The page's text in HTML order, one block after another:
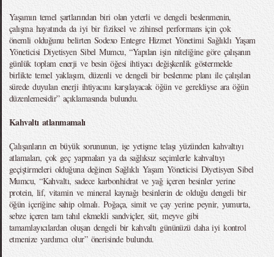
Yaşamın temel şartlarından biri olan yeterli ve dengeli beslenmenin,
çalışma hayatında da iyi bir fiziksel ve zihinsel performans için çok
önemli olduğunu belirten Sodexo Entegre Hizmet Yönetimi Sağlıklı Yaşam
Yöneticisi Diyetisyen Sibel Mumcu, “Yapılan işin niteliğine göre çalışanın
günlük toplam enerji ve besin öğesi ihtiyacı değişkenlik göstermekle
birlikte temel yaklaşım, düzenli ve dengeli bir beslenme planı ile çalışılan
sürede duyulan enerji ihtiyacını karşılayacak öğün ve gerekliyse ara öğün
düzenlemesidir” açıklamasında bulundu.
Kahvaltı atlanmamalı
Çalışanların en büyük sorununun, işe yetişme telaşı yüzünden kahvaltıyı
atlamaları, çok geç yapmaları ya da sağlıksız seçimlerle kahvaltıyı
geçiştirmeleri olduğuna değinen Sağlıklı Yaşam Yöneticisi Diyetisyen Sibel
Mumcu, “Kahvaltı, sadece karbonhidrat ve yağ içeren besinler yerine
protein, lif, vitamin ve mineral kaynağı besinlerin de olduğu dengeli bir
öğün içeriğine sahip olmalı. Poğaça, simit ve çay yerine peynir, yumurta,
sebze içeren tam tahıl ekmekli sandviçler, süt, meyve gibi
tamamlayıcılardan oluşan dengeli bir kahvaltı gününüzü daha iyi kontrol
etmenize yardımcı olur” önerisinde bulundu.